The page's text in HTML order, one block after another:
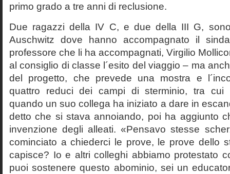
primo grado a tre anni di reclusione.
Due ragazzi della IV C, e due della III G,
Auschwitz dove hanno accompagnato il
professore che li ha accompagnati, Virgilio
al consiglio di classe l´esito del viaggio – ma
del progetto, che prevede una mostra e
quattro reduci dei campi di sterminio, tra cui
quando un suo collega ha iniziato a dare in
detto che si stava annoiando, poi ha aggiunto
invenzione degli alleati. «Pensavo stesse
cominciato a chiederci le prove, le prove dello
capisce? Io e altri colleghi abbiamo protestato
puoi sostenere questo abominio, sei un